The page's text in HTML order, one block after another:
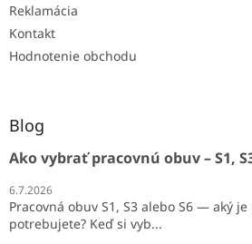
Reklamácia
Kontakt
Hodnotenie obchodu
Blog
Ako vybrať pracovnú obuv – S1,
6.7.2026
Pracovná obuv S1, S3 alebo S6 — aký
potrebujete? Keď si vyb...